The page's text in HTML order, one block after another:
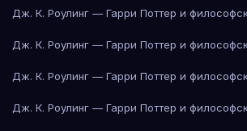
Дж. К. Роулинг — Гарри Поттер и
Дж. К. Роулинг — Гарри Поттер и
Дж. К. Роулинг — Гарри Поттер и
Дж. К. Роулинг — Гарри Поттер и